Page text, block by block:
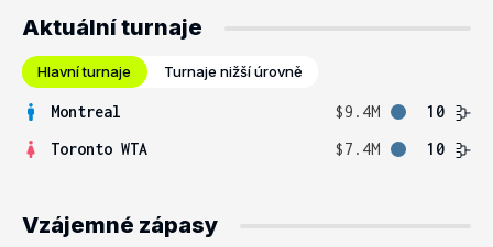
Aktuální turnaje
Hlavní turnaje Turnaje nižší úrovně
Montreal $9.4M
10
Toronto WTA
$7.4M 10
Vzájemné zápasy